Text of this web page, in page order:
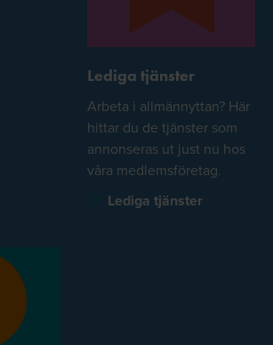
Lediga tjänster
Arbeta i allmännyttan? Här
hittar du de tjänster som
annonseras ut just nu hos
våra medlemsföretag.
Lediga tjänster